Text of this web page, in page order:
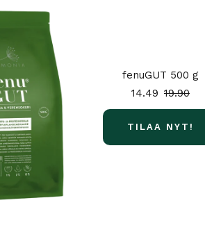
fenuGUT 500 g
19.90
14.49
TILAA NYT!